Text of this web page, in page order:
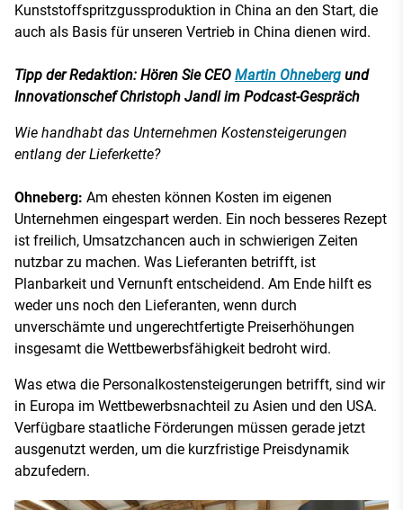
Kunststoffspritzgussproduktion in China an den Start, die
auch als Basis für unseren Vertrieb in China dienen wird.
Tipp der Redaktion: Hören Sie CEO Martin Ohneberg und
Innovationschef Christoph Jandl im Podcast-Gespräch
Wie handhabt das Unternehmen Kostensteigerungen
entlang der Lieferkette?
Ohneberg: Am ehesten können Kosten im eigenen
Unternehmen eingespart werden. Ein noch besseres Rezept
ist freilich, Umsatzchancen auch in schwierigen Zeiten
nutzbar zu machen. Was Lieferanten betrifft, ist
Planbarkeit und Vernunft entscheidend. Am Ende hilft es
weder uns noch den Lieferanten, wenn durch
unverschämte und ungerechtfertigte Preiserhöhungen
insgesamt die Wettbewerbsfähigkeit bedroht wird.
Was etwa die Personalkostensteigerungen betrifft, sind wir
in Europa im Wettbewerbsnachteil zu Asien und den USA.
Verfügbare staatliche Förderungen müssen gerade jetzt
ausgenutzt werden, um die kurzfristige Preisdynamik
abzufedern.